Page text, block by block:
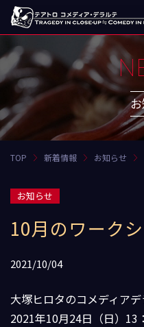
TOP 新着情報 お知らせ
お知らせ
10月のワーク
2021/10/04
大塚ヒロタのコメディア
2021年10月24日（日）13